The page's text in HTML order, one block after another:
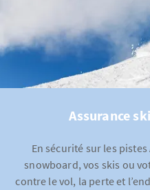
Assurance
En sécurité sur les
snowboard, vos skis ou
contre le vol, la perte et